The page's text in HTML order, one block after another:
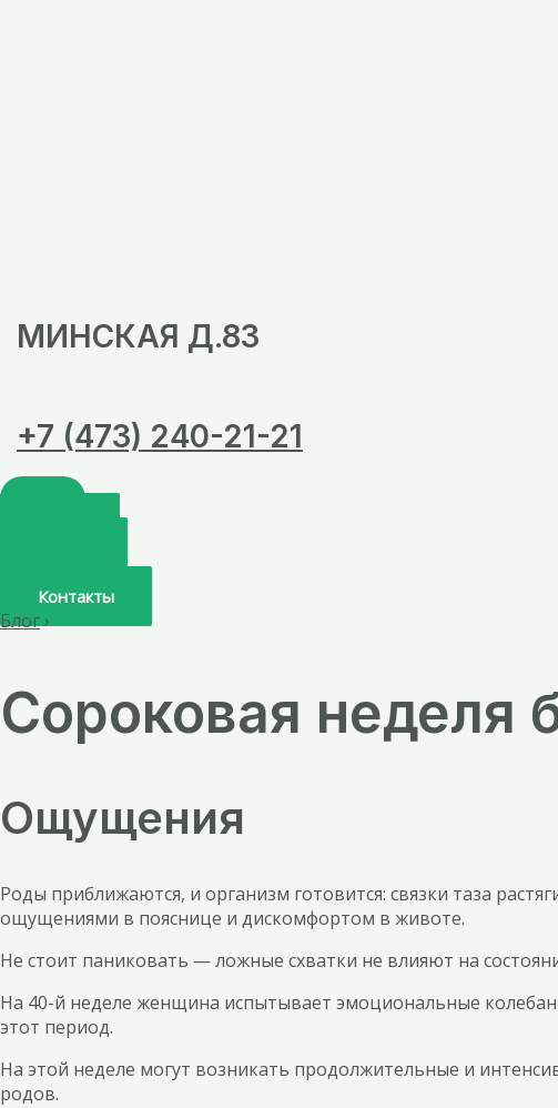
МИНСКАЯ Д.83
+7 (473) 240-21-21
Контакты
Блог›
Сороковая неделя
Ощущения
Роды приближаются, и организм готовится: связки таза
ощущениями в пояснице и дискомфортом в животе.
Не стоит паниковать — ложные схватки не влияют на
На 40-й неделе женщина испытывает эмоциональные
этот период.
На этой неделе могут возникать продолжительные и
родов.